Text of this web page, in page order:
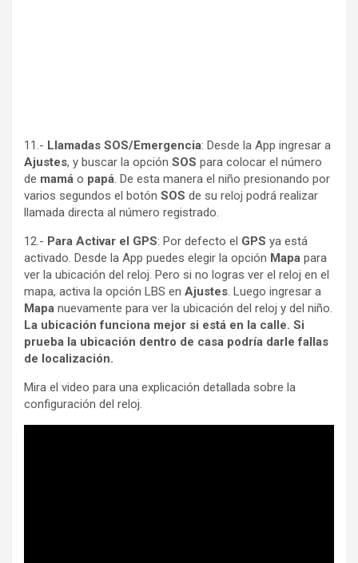
11.- Llamadas SOS/Emergencia: Desde la App ingresar a
Ajustes, y buscar la opción SOS para colocar el número
de mamá o papá. De esta manera el niño presionando por
varios segundos el botón SOS de su reloj podrá realizar
llamada directa al número registrado.
12.- Para Activar el GPS: Por defecto el GPS ya está
activado. Desde la App puedes elegir la opción Mapa para
ver la ubicación del reloj. Pero si no logras ver el reloj en el
mapa, activa la opción LBS en Ajustes. Luego ingresar a
Mapa nuevamente para ver la ubicación del reloj y del niño.
La ubicación funciona mejor si está en la calle. Si
prueba la ubicación dentro de casa podría darle fallas
de localización.
Mira el video para una explicación detallada sobre la
configuración del reloj.